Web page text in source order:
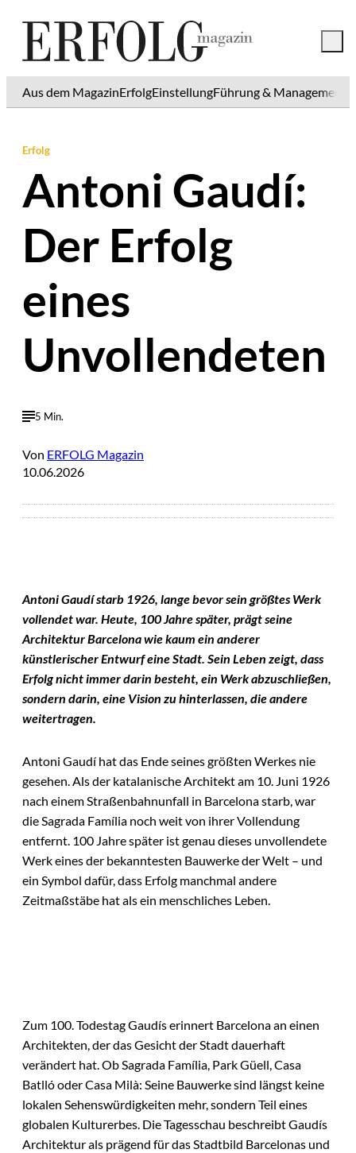
Aus dem MagazinErfolgEinstellungFührung & Management
Erfolg
Antoni Gaudí:
Der Erfolg
eines
Unvollendeten
5 Min.
Von ERFOLG Magazin
10.06.2026
Antoni Gaudí starb 1926, lange bevor sein größtes Werk
vollendet war. Heute, 100 Jahre später, prägt seine
Architektur Barcelona wie kaum ein anderer
künstlerischer Entwurf eine Stadt. Sein Leben zeigt, dass
Erfolg nicht immer darin besteht, ein Werk abzuschließen,
sondern darin, eine Vision zu hinterlassen, die andere
weitertragen.
Antoni Gaudí hat das Ende seines größten Werkes nie
gesehen. Als der katalanische Architekt am 10. Juni 1926
nach einem Straßenbahnunfall in Barcelona starb, war
die Sagrada Família noch weit von ihrer Vollendung
entfernt. 100 Jahre später ist genau dieses unvollendete
Werk eines der bekanntesten Bauwerke der Welt – und
ein Symbol dafür, dass Erfolg manchmal andere
Zeitmaßstäbe hat als ein menschliches Leben.
Zum 100. Todestag Gaudís erinnert Barcelona an einen
Architekten, der das Gesicht der Stadt dauerhaft
verändert hat. Ob Sagrada Família, Park Güell, Casa
Batlló oder Casa Milà: Seine Bauwerke sind längst keine
lokalen Sehenswürdigkeiten mehr, sondern Teil eines
globalen Kulturerbes. Die Tagesschau beschreibt Gaudís
Architektur als prägend für das Stadtbild Barcelonas und